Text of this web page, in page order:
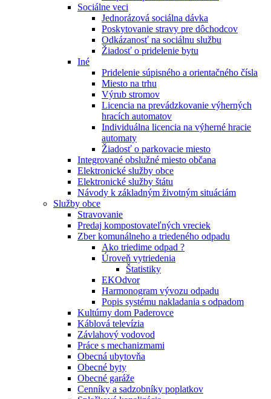
Sociálne veci
Jednorázová sociálna dávka
Poskytovanie stravy pre dôchodcov
Odkázanosť na sociálnu službu
Žiadosť o pridelenie bytu
Iné
Pridelenie súpisného a orientačného čísla
Miesto na trhu
Výrub stromov
Licencia na prevádzkovanie výherných
hracích automatov
Individuálna licencia na výherné hracie
automaty
Žiadosť o parkovacie miesto
Integrované obslužné miesto občana
Elektronické služby obce
Elektronické služby štátu
Návody k základným životným situáciám
Služby obce
Stravovanie
Predaj kompostovateľných vreciek
Zber komunálneho a triedeného odpadu
Ako triedime odpad ?
Úroveň vytriedenia
Štatistiky
EKOdvor
Harmonogram vývozu odpadu
Popis systému nakladania s odpadom
Kultúrny dom Paderovce
Káblová televízia
Závlahový vodovod
Práce s mechanizmami
Obecná ubytovňa
Obecné byty
Obecné garáže
Cenníky a sadzobníky poplatkov